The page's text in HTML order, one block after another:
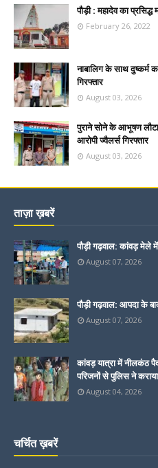
पौड़ी : महादेव का
February 26, 2022
नाबालिग के साथ दुष्कर्म
गिरफ्तार
August 03, 2026
पुराने सोने के आभूषण
आरोपी ज्वैलर्स गिरफ्तार
August 03, 2026
ताज़ा ख़बरें
पौड़ी गढ़वाल: कांवड़ मेले में
August 07, 2026
पौड़ी गढ़वाल: आपदा के
August 07, 2026
कांवड़ यात्रा में नीलकंठ
परिजनों से पुलिस ने
August 04, 2026
चर्चित ख़बरें